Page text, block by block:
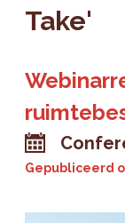
Take'
Gepubliceerd